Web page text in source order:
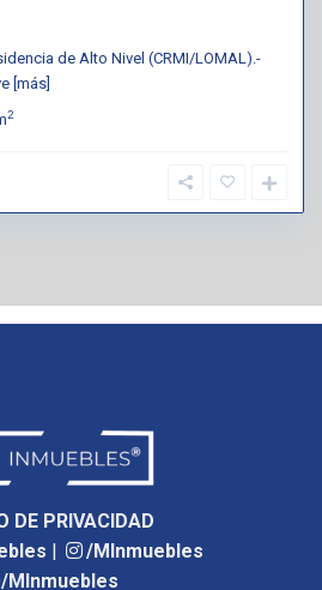
de Alto Nivel (CRMI/LOMAL).-
[más]
2
DE PRIVACIDAD
/MInmuebles
/MInmuebles